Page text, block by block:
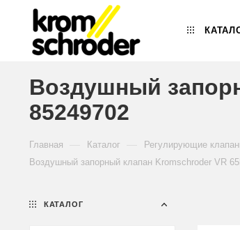
Воздушный
85249702
Главная Каталог Регулирующие
Воздушный запорный клапан Kromschroder VR
КАТАЛОГ